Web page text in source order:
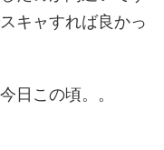
キャすれば良かっ
日この頃。。